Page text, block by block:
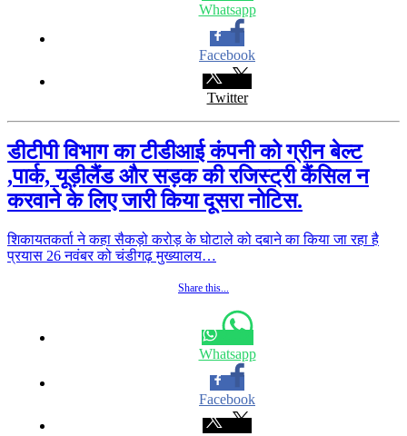
Whatsapp
Facebook
Twitter
डीटीपी विभाग का टीडीआई कंपनी को ग्रीन बेल्ट
,पार्क, यूड़ीलैंड और सड़क की रजिस्ट्री कैंसिल न
करवाने के लिए जारी किया दूसरा नोटिस.
शिकायतकर्ता ने कहा सैकड़ो करोड़ के घोटाले को दबाने का किया जा रहा है
प्रयास 26 नवंबर को चंडीगढ़ मुख्यालय…
Share this...
Whatsapp
Facebook